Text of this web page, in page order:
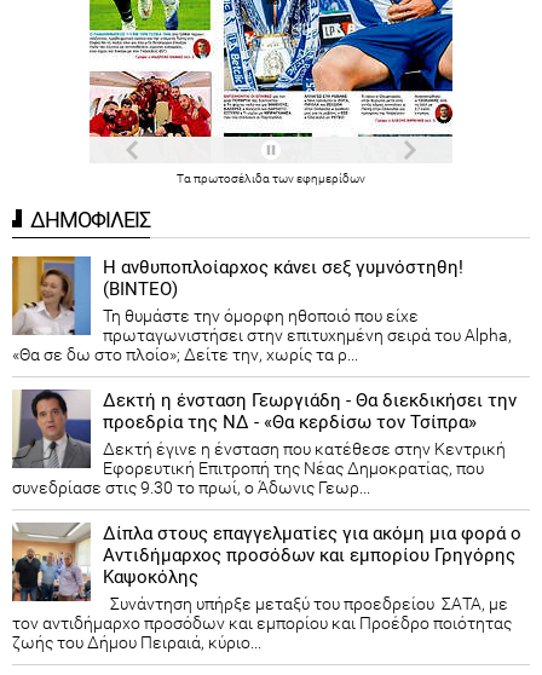
Τα πρωτοσέλιδα τωνεφημερίδων
ΔΗΜΟΦΙΛΕΙΣ
Η ανθυποπλοίαρχος κάνει σεξ γυμνόστηθη!
(ΒΙΝΤΕΟ)
Τη θυμάστε την όμορφη ηθοποιό που είχε
πρωταγωνιστήσει στην επιτυχημένη σειρά του Alpha,
«Θα σε δω στο πλοίο»; Δείτε την, χωρίς τα ρ...
Δεκτή η ένσταση Γεωργιάδη - Θα διεκδικήσει την
προεδρία της ΝΔ - «Θα κερδίσω τον Τσίπρα»
Δεκτή έγινε η ένσταση που κατέθεσε στην Κεντρική
Εφορευτική Επιτροπή της Νέας Δημοκρατίας, που
συνεδρίασε στις 9.30 το πρωί, ο Άδωνις Γεωρ...
Δίπλα στους επαγγελματίες για ακόμη μια φορά ο
Αντιδήμαρχος προσόδων και εμπορίου Γρηγόρης
Καψοκόλης
Συνάντηση υπήρξε μεταξύ του προεδρείου ΣΑΤΑ, με
τον αντιδήμαρχο προσόδων και εμπορίου και Προέδρο ποιότητας
ζωής του Δήμου Πειραιά, κύριο...